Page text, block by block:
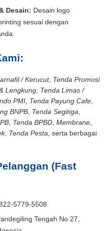
Desain: Desain logo
sesuai dengan
/ Kerucut, Tenda Promosi
Lengkung Tenda Limas /
PMI Tenda Payung Cafe
BNPB Tenda Segitiga
Tenda BPBD Membrane
, Tenda Pesta , serta berbagai
(Fast
5779-5508
Tengah No 27,